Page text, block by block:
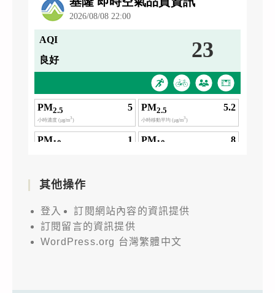
其他操作
登入
訂閱網站內容的資訊提供
訂閱留言的資訊提供
WordPress.org 台灣繁體中文